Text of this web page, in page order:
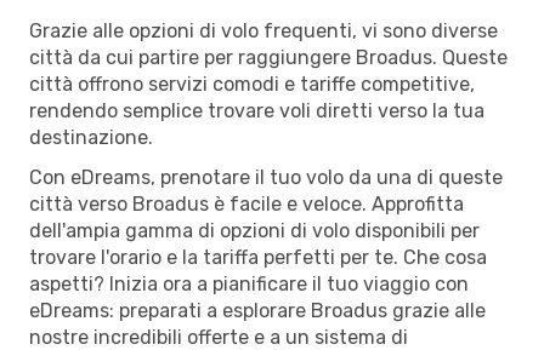
Grazie alle opzioni di volo frequenti, vi sono diverse
città da cui partire per raggiungere Broadus. Queste
città offrono servizi comodi e tariffe competitive,
rendendo semplice trovare voli diretti verso la tua
destinazione.
Con eDreams, prenotare il tuo volo da una di queste
città verso Broadus è facile e veloce. Approfitta
dell'ampia gamma di opzioni di volo disponibili per
trovare l'orario e la tariffa perfetti per te. Che cosa
aspetti? Inizia ora a pianificare il tuo viaggio con
eDreams: preparati a esplorare Broadus grazie alle
nostre incredibili offerte e a un sistema di